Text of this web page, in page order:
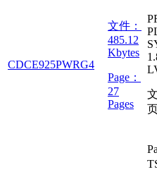
CDCE925PWRG4
文件：
485.12
Kbytes
Page：
27
Pages